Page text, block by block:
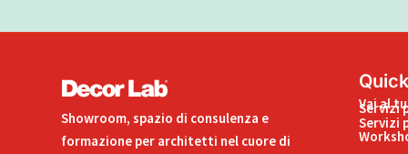
Showroom, spazio di consulenza e
formazione per architetti nel cuore di
Vai al
Servizi
Servizi